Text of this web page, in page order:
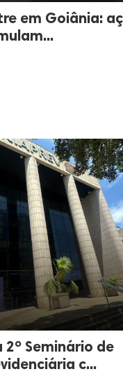
em Goiânia:
Seminário de
c...